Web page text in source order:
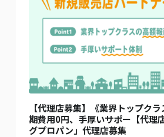
【代理店募集】《業界トップク
期費用0円、手厚いサポー【代理
グプロパン」代理店募集